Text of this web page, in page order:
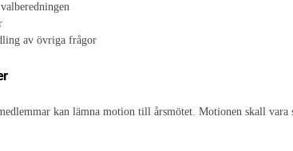
av övriga frågor
kan lämna motion till årsmötet. Motionen skall